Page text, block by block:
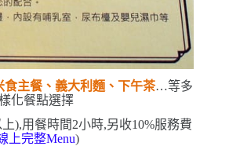
主餐、義大利麵、下午茶…等多
化餐點選擇
上),用餐時間2小時,另收10%服務費
上完整Menu)